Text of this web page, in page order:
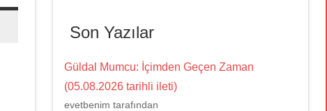
Son Yazılar
Güldal Mumcu: İçimden Geçen Zaman
(05.08.2026 tarihli ileti)
evetbenim tarafından